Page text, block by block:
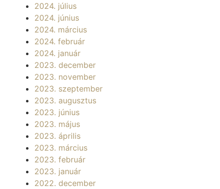
2024. július
2024. június
2024. március
2024. február
2024. január
2023. december
2023. november
2023. szeptember
2023. augusztus
2023. június
2023. május
2023. április
2023. március
2023. február
2023. január
2022. december